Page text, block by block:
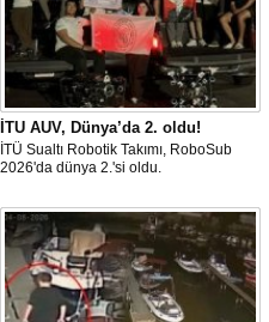
İTU AUV, Dünya’da 2. oldu!
İTÜ Sualtı Robotik Takımı, RoboSub
2026'da dünya 2.'si oldu.